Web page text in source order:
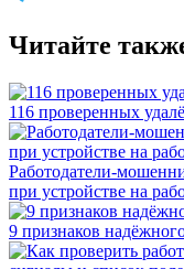
Читайте
116 проверенных
Работодатели-
при устройстве на
9 признаков